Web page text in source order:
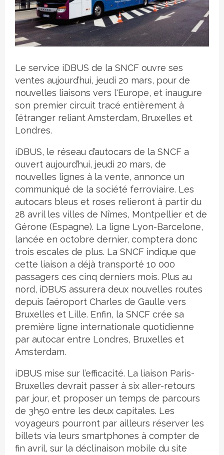
Crédit photo
Le service iDBUS de la SNCF ouvre ses
ventes aujourd’hui, jeudi 20 mars, pour de
nouvelles liaisons vers l'Europe, et inaugure
son premier circuit tracé entièrement à
l’étranger reliant Amsterdam, Bruxelles et
Londres.
iDBUS, le réseau d’autocars de la SNCF a
ouvert aujourd’hui, jeudi 20 mars, de
nouvelles lignes à la vente, annonce un
communiqué de la société ferroviaire. Les
autocars bleus et roses relieront à partir du
28 avril les villes de Nîmes, Montpellier et de
Gérone (Espagne). La ligne Lyon-Barcelone,
lancée en octobre dernier, comptera donc
trois escales de plus. La SNCF indique que
cette liaison a déjà transporté 10 000
passagers ces cinq derniers mois. Plus au
nord, iDBUS assurera deux nouvelles routes
depuis l’aéroport Charles de Gaulle vers
Bruxelles et Lille. Enfin, la SNCF crée sa
première ligne internationale quotidienne
par autocar entre Londres, Bruxelles et
Amsterdam.
iDBUS mise sur l’efficacité. La liaison Paris-
Bruxelles devrait passer à six aller-retours
par jour, et proposer un temps de parcours
de 3h50 entre les deux capitales. Les
voyageurs pourront par ailleurs réserver les
billets via leurs smartphones à compter de
fin avril, sur la déclinaison mobile du site